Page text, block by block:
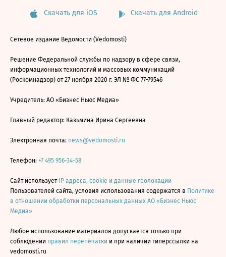
Скачать для iOS Скачать для Android
Сетевое издание Ведомости (Vedomosti)
Решение Федеральной службы по надзору в сфере связи,
информационных технологий и массовых коммуникаций
(Роскомнадзор) от 27 ноября 2020 г. ЭЛ № ФС 77-79546
Учредитель: АО «Бизнес Ньюс Медиа»
Главный редактор: Казьмина Ирина Сергеевна
Электронная почта: news@vedomosti.ru
Телефон: +7 495 956-34-58
Сайт использует IP адреса, cookie и данные геолокации
Пользователей сайта, условия использования содержатся в Политике
в отношении обработки персональных данных АО «Бизнес Ньюс
Медиа»
Любое использование материалов допускается только при
соблюдении правил перепечатки и при наличии гиперссылки на
vedomosti.ru